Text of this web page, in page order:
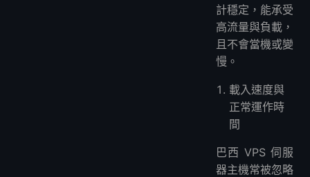
計穩定，能承受
高流量與負載，
且不會當機或變
慢。
載入速度與
正常運作時
間
巴西 VPS 伺服
器主機常被忽略